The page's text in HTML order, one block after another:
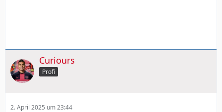
Curiours
Profi
2. April 2025 um 23:44